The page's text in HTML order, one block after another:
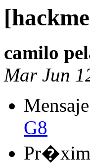
camilo
Mar Jun
G8